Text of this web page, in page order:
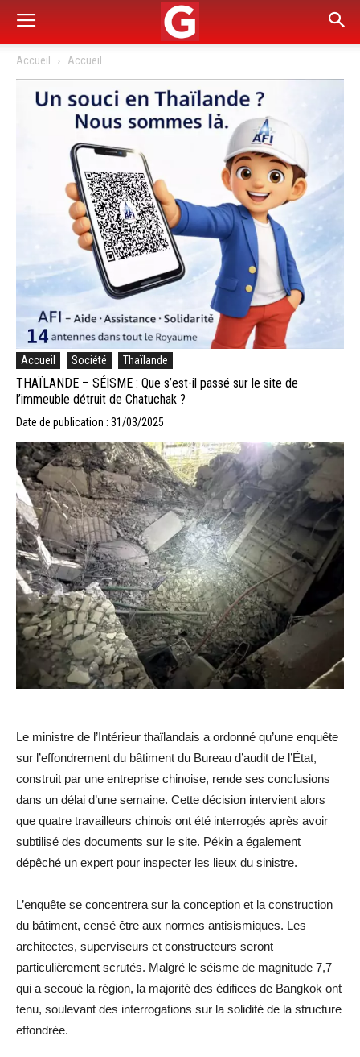
Accueil Accueil
Accueil Société Thaïlande
THAÏLANDE – SÉISME : Que s’est-il passé sur le site de
l’immeuble détruit de Chatuchak ?
Date de publication : 31/03/2025
Le ministre de l’Intérieur thaïlandais a ordonné qu’une enquête
sur l’effondrement du bâtiment du Bureau d’audit de l’État,
construit par une entreprise chinoise, rende ses conclusions
dans un délai d’une semaine. Cette décision intervient alors
que quatre travailleurs chinois ont été interrogés après avoir
subtilisé des documents sur le site. Pékin a également
dépêché un expert pour inspecter les lieux du sinistre.
L’enquête se concentrera sur la conception et la construction
du bâtiment, censé être aux normes antisismiques. Les
architectes, superviseurs et constructeurs seront
particulièrement scrutés. Malgré le séisme de magnitude 7,7
qui a secoué la région, la majorité des édifices de Bangkok ont
tenu, soulevant des interrogations sur la solidité de la structure
effondrée.